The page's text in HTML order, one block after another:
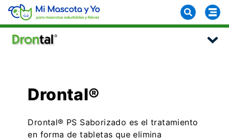
Drontal®
Drontal® PS Saborizado es el tratamiento
en forma de tabletas que elimina